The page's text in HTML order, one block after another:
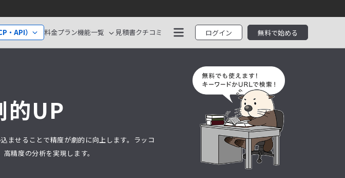
料金プラン機能一覧
・API） 見積書クチコミ ログイン 無料で始める
的UP
ませることで精度が劇的に向上します。ラッコ
精度の分析を実現します。